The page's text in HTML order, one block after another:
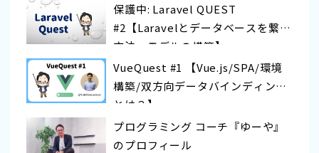
保護中: Laravel QUEST
#2【Laravelとデータベースを繋ぐ
方法〜モデルの構築】
VueQuest #1 【Vue.js/SPA/環境
構築/双方向データバインディング
とは？】
プログラミング コーチ『ゆーや』
のプロフィール